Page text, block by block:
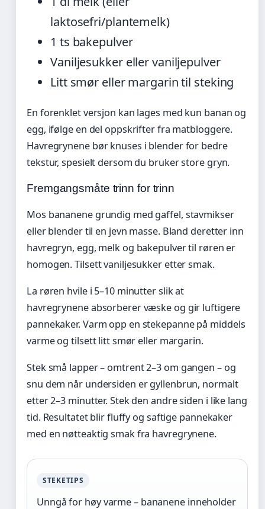
laktosefri/plantemelk)
1 ts bakepulver
Vaniljesukker eller vaniljepulver
Litt smør eller margarin til steking
En forenklet versjon kan lages med kun banan og
egg, ifølge en del oppskrifter fra matbloggere.
Havregrynene bør knuses i blender for bedre
tekstur, spesielt dersom du bruker store gryn.
Fremgangsmåte trinn for trinn
Mos bananene grundig med gaffel, stavmikser
eller blender til en jevn masse. Bland deretter inn
havregryn, egg, melk og bakepulver til røren er
homogen. Tilsett vaniljesukker etter smak.
La røren hvile i 5–10 minutter slik at
havregrynene absorberer væske og gir luftigere
pannekaker. Varm opp en stekepanne på middels
varme og tilsett litt smør eller margarin.
Stek små lapper – omtrent 2–3 om gangen – og
snu dem når undersiden er gyllenbrun, normalt
etter 2–3 minutter. Stek den andre siden i like lang
tid. Resultatet blir fluffy og saftige pannekaker
med en nøtteaktig smak fra havregrynene.
STEKETIPS
Unngå for høy varme – bananene inneholder